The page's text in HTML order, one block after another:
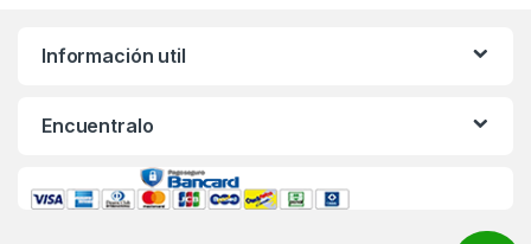
Información util
Encuentralo